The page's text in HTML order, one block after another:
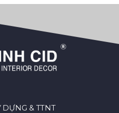
DỰNG & TTNT